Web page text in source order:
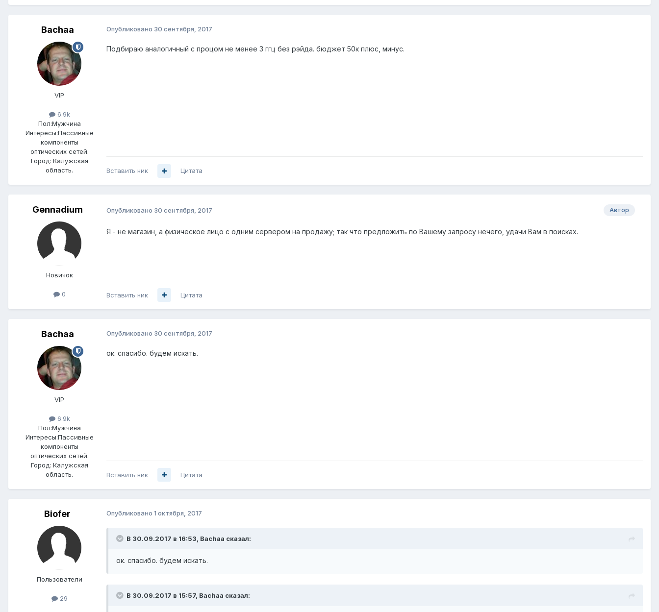
Bachaa
VIP
6.9k
Пол:Мужчина
Интересы:Пассивные
компоненты
оптических сетей.
Город: Калужская
область.
Опубликовано 30 сентября, 2017
Подбираю аналогичный с процом не менее 3 ггц без рэйда. бюджет 50к плюс, минус.
Вставить ник Цитата
Gennadium
Новичок
0
Автор
Опубликовано 30 сентября, 2017
Я - не магазин, а физическое лицо с одним сервером на продажу; так что предложить по Вашему запросу нечего, удачи Вам в поисках.
Вставить ник Цитата
Bachaa
VIP
6.9k
Пол:Мужчина
Интересы:Пассивные
компоненты
оптических сетей.
Город: Калужская
область.
Опубликовано 30 сентября, 2017
ок. спасибо. будем искать.
Вставить ник Цитата
Biofer
Пользователи
29
Опубликовано 1 октября, 2017
В 30.09.2017 в 16:53, Bachaa сказал:
ок. спасибо. будем искать.
В 30.09.2017 в 15:57, Bachaa сказал: